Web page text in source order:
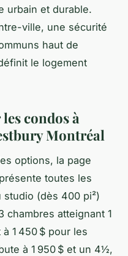
urbain et durable.
ville, une sécurité
haut de
le logement
condos à
Montréal
options, la page
toutes les
(dès 400 pi²)
chambres atteignant 1
1 450 $ pour les
à 1 950 $ et un 4½,